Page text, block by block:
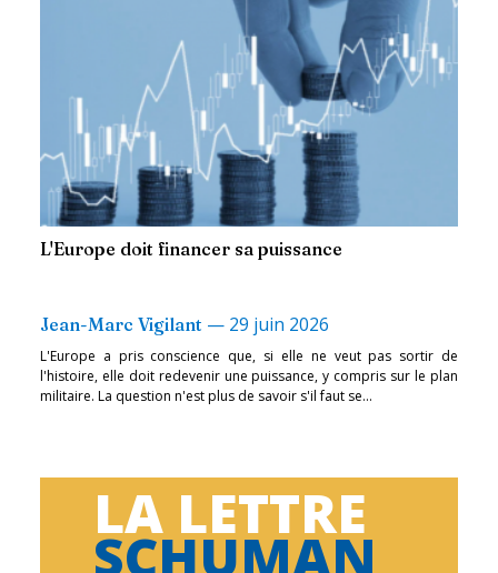
L'Europe doit financer sa puissance
Jean-Marc Vigilant — 29 juin 2026
L'Europe a pris conscience que, si elle ne veut pas sortir de
l'histoire, elle doit redevenir une puissance, y compris sur le plan
militaire. La question n'est plus de savoir s'il faut se...
LA LETTRE
SCHUMAN